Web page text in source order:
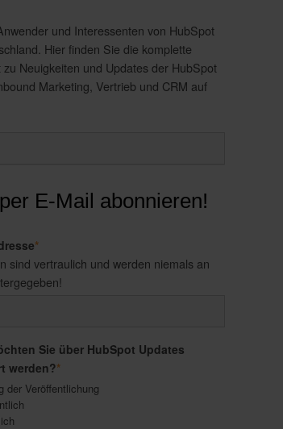
und Interessenten von HubSpot
Hier finden Sie die komplette
zu Neuigkeiten und Updates der HubSpot
Marketing, Vertrieb und CRM auf
E-Mail abonnieren!
*
sind vertraulich und werden niemals an
Sie über HubSpot Updates
werden?*
der Veröffentlichung